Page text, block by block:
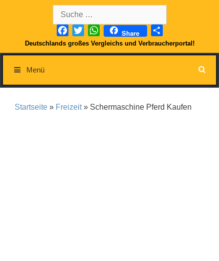
nach:
Facebook
TwitterWhatsApp
Share
Deutschlands großes Vergleichs und Verbraucherportal!
Menü
Startseite » Freizeit» Schermaschine Pferd Kaufen